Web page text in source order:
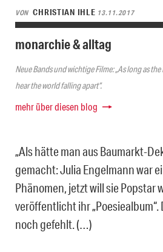
VON CHRISTIAN IHLE 13.11.2017
monarchie & alltag
Neue Bands und wichtige Filme: „As long as
hear the world falling apart“.
mehr über diesen blog
„Als hätte man aus Baumarkt-
gemacht: Julia Engelmann war
Phänomen, jetzt will sie Popstar
veröffentlicht ihr „Poesiealbum“.
noch gefehlt. (…)